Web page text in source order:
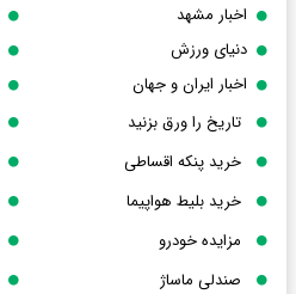
اخبار مشهد
دنیای ورزش
اخبار ایران و جهان
تاریخ را ورق بزنید
خرید پنکه اقساطی
خرید بلیط هواپیما
مزایده خودرو
صندلی ماساژ